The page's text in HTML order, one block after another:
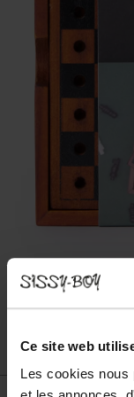
Ce site web
Les cookies nous